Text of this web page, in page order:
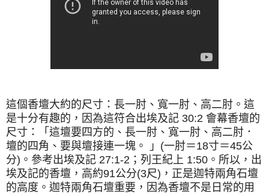
這個香壇大約的尺寸：長一肘、寬一肘、高二肘。這
是十分有趣的，因為這符合出埃及記 30:2 會幕香壇的
尺寸：「這壇要四方的、長一肘、寬一肘、高二肘．
壇的四角、要與壇接連一塊。 」(一肘＝18寸＝45公
分)。參考出埃及記 27:1-2；列王紀上 1:50。所以，出
埃及記的香壇，高約91公分(3尺)，正是迦特兩角石壇
的高度。 迦特兩角石壇重要，因為香壇不是日常的用